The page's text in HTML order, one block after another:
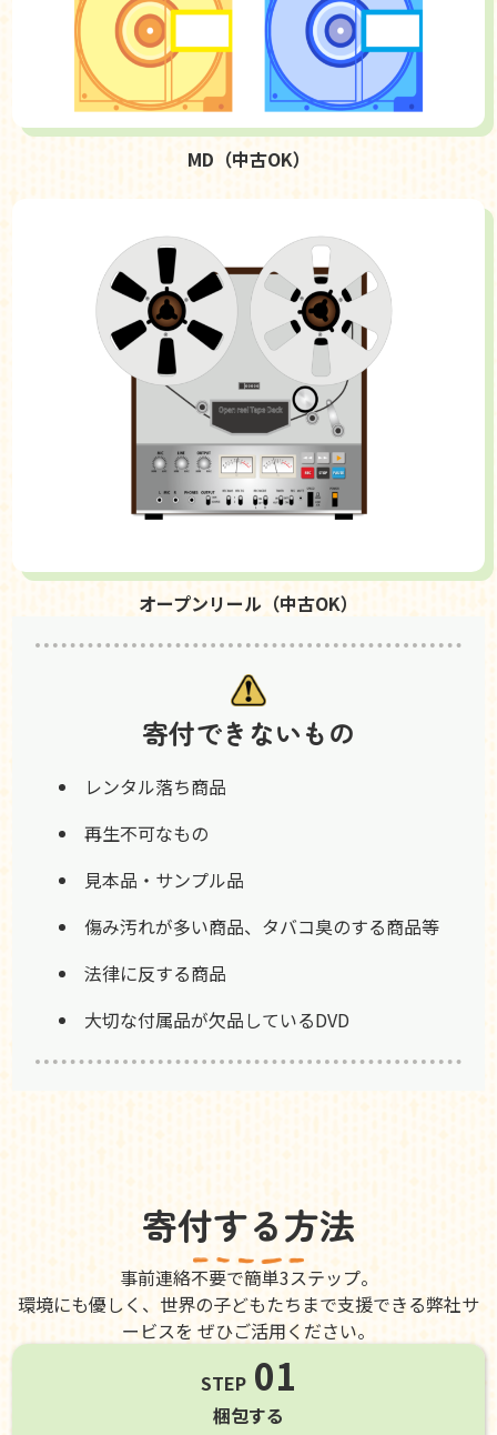
MD（中古OK）
オープンリール（中古OK）
寄付できないもの
レンタル落ち商品
再生不可なもの
見本品・サンプル品
傷み汚れが多い商品、タバコ臭のする商品等
法律に反する商品
大切な付属品が欠品しているDVD
寄付する方法
事前連絡不要で簡単3ステップ。
環境にも優しく、世界の子どもたちまで支援できる弊社サ
ービスを ぜひご活用ください。
STEP 01
梱包する